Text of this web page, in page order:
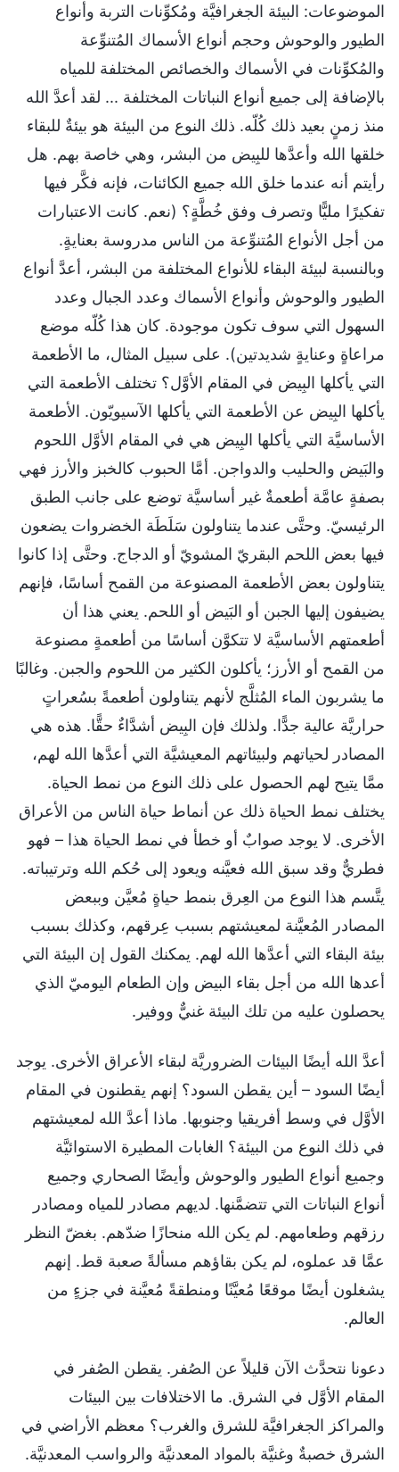
الموضوعات: البيئة الجغرافيَّة ومُكوِّنات التربة وأنواع
الطيور والوحوش وحجم أنواع الأسماك المُتنوِّعة
والمُكوِّنات في الأسماك والخصائص المختلفة للمياه
بالإضافة إلى جميع أنواع النباتات المختلفة ... لقد أعدَّ الله
منذ زمنٍ بعيد ذلك كُلّه. ذلك النوع من البيئة هو بيئةٌ للبقاء
خلقها الله وأعدَّها للبِيض من البشر، وهي خاصة بهم. هل
رأيتم أنه عندما خلق الله جميع الكائنات، فإنه فكَّر فيها
تفكيرًا مليًّا وتصرف وفق خُطَّةٍ؟ (نعم. كانت الاعتبارات
من أجل الأنواع المُتنوِّعة من الناس مدروسة بعنايةٍ.
وبالنسبة لبيئة البقاء للأنواع المختلفة من البشر، أعدَّ أنواع
الطيور والوحوش وأنواع الأسماك وعدد الجبال وعدد
السهول التي سوف تكون موجودة. كان هذا كُلّه موضع
مراعاةٍ وعنايةٍ شديدتين). على سبيل المثال، ما الأطعمة
التي يأكلها البِيض في المقام الأوَّل؟ تختلف الأطعمة التي
يأكلها البِيض عن الأطعمة التي يأكلها الآسيويّون. الأطعمة
الأساسيَّة التي يأكلها البِيض هي في المقام الأوَّل اللحوم
والبَيض والحليب والدواجن. أمَّا الحبوب كالخبز والأرز فهي
بصفةٍ عامَّة أطعمةٌ غير أساسيَّة توضع على جانب الطبق
الرئيسيّ. وحتَّى عندما يتناولون سَلَطَة الخضروات يضعون
فيها بعض اللحم البقريّ المشويّ أو الدجاج. وحتَّى إذا كانوا
يتناولون بعض الأطعمة المصنوعة من القمح أساسًا، فإنهم
يضيفون إليها الجبن أو البَيض أو اللحم. يعني هذا أن
أطعمتهم الأساسيَّة لا تتكوَّن أساسًا من أطعمةٍ مصنوعة
من القمح أو الأرز؛ يأكلون الكثير من اللحوم والجبن. وغالبًا
ما يشربون الماء المُثلَّج لأنهم يتناولون أطعمةً بسُعراتٍ
حراريَّة عالية جدًّا. ولذلك فإن البِيض أشدَّاءٌ حقًّا. هذه هي
المصادر لحياتهم ولبيئاتهم المعيشيَّة التي أعدَّها الله لهم،
ممَّا يتيح لهم الحصول على ذلك النوع من نمط الحياة.
يختلف نمط الحياة ذلك عن أنماط حياة الناس من الأعراق
الأخرى. لا يوجد صوابٌ أو خطأ في نمط الحياة هذا – فهو
فطريٌّ وقد سبق الله فعيَّنه ويعود إلى حُكم الله وترتيباته.
يتَّسم هذا النوع من العِرق بنمط حياةٍ مُعيَّن وببعض
المصادر المُعيَّنة لمعيشتهم بسبب عِرقهم، وكذلك بسبب
بيئة البقاء التي أعدَّها الله لهم. يمكنك القول إن البيئة التي
أعدها الله من أجل بقاء البيض وإن الطعام اليوميّ الذي
يحصلون عليه من تلك البيئة غنيٌّ ووفير.
أعدَّ الله أيضًا البيئات الضروريَّة لبقاء الأعراق الأخرى. يوجد
أيضًا السود – أين يقطن السود؟ إنهم يقطنون في المقام
الأوَّل في وسط أفريقيا وجنوبها. ماذا أعدَّ الله لمعيشتهم
في ذلك النوع من البيئة؟ الغابات المطيرة الاستوائيَّة
وجميع أنواع الطيور والوحوش وأيضًا الصحاري وجميع
أنواع النباتات التي تتضمَّنها. لديهم مصادر للمياه ومصادر
رزقهم وطعامهم. لم يكن الله منحازًا ضدّهم. بغضّ النظر
عمَّا قد عملوه، لم يكن بقاؤهم مسألةً صعبة قط. إنهم
يشغلون أيضًا موقعًا مُعيَّنًا ومنطقةً مُعيَّنة في جزءٍ من
العالم.
دعونا نتحدَّث الآن قليلاً عن الصُفر. يقطن الصُفر في
المقام الأوَّل في الشرق. ما الاختلافات بين البيئات
والمراكز الجغرافيَّة للشرق والغرب؟ معظم الأراضي في
الشرق خصبةٌ وغنيَّة بالمواد المعدنيَّة والرواسب المعدنيَّة.